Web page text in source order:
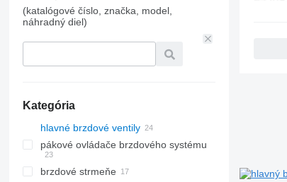
(katalógové číslo, značka, model,
náhradný diel)
Kategória
hlavné brzdové ventily
pákové ovládače brzdového systému
brzdové strmeňe